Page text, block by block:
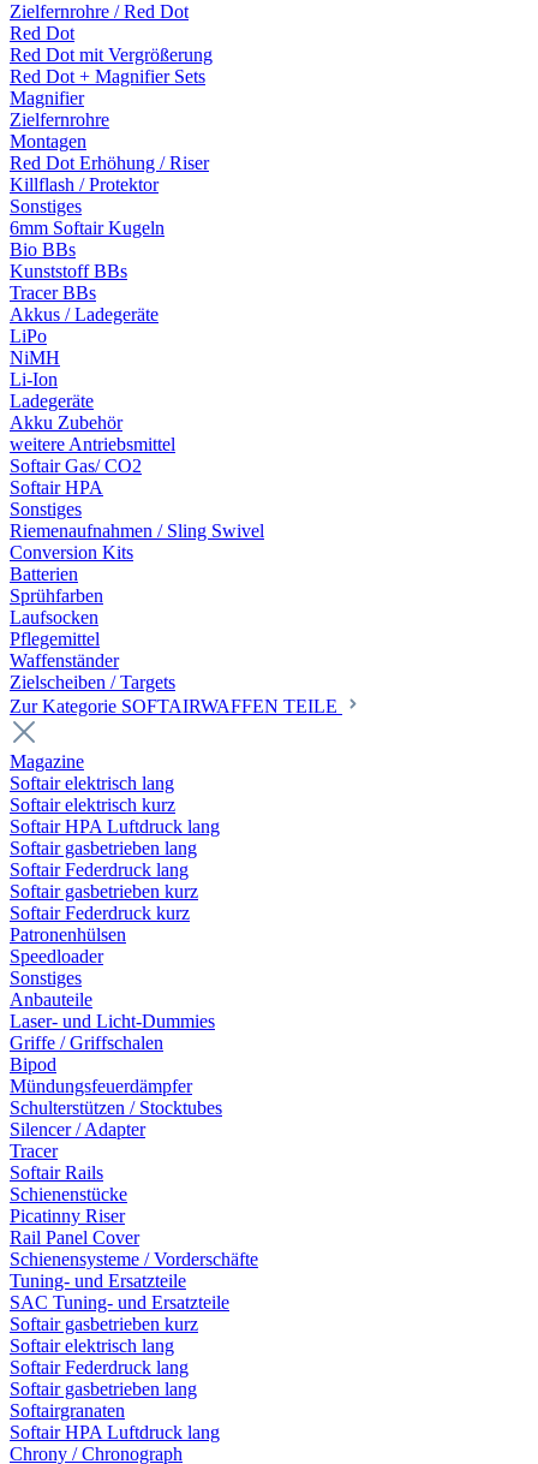
Zielfernrohre / Red Dot
Red Dot
Red Dot mit Vergrößerung
Red Dot + Magnifier Sets
Magnifier
Zielfernrohre
Montagen
Red Dot Erhöhung / Riser
Killflash / Protektor
Sonstiges
6mm Softair Kugeln
Bio BBs
Kunststoff BBs
Tracer BBs
Akkus / Ladegeräte
LiPo
NiMH
Li-Ion
Ladegeräte
Akku Zubehör
weitere Antriebsmittel
Softair Gas/ CO2
Softair HPA
Sonstiges
Riemenaufnahmen / Sling Swivel
Conversion Kits
Batterien
Sprühfarben
Laufsocken
Pflegemittel
Waffenständer
Zielscheiben / Targets
Zur Kategorie SOFTAIRWAFFEN TEILE
Magazine
Softair elektrisch lang
Softair elektrisch kurz
Softair HPA Luftdruck lang
Softair gasbetrieben lang
Softair Federdruck lang
Softair gasbetrieben kurz
Softair Federdruck kurz
Patronenhülsen
Speedloader
Sonstiges
Anbauteile
Laser- und Licht-Dummies
Griffe / Griffschalen
Bipod
Mündungsfeuerdämpfer
Schulterstützen / Stocktubes
Silencer / Adapter
Tracer
Softair Rails
Schienenstücke
Picatinny Riser
Rail Panel Cover
Schienensysteme / Vorderschäfte
Tuning- und Ersatzteile
SAC Tuning- und Ersatzteile
Softair gasbetrieben kurz
Softair elektrisch lang
Softair Federdruck lang
Softair gasbetrieben lang
Softairgranaten
Softair HPA Luftdruck lang
Chrony / Chronograph